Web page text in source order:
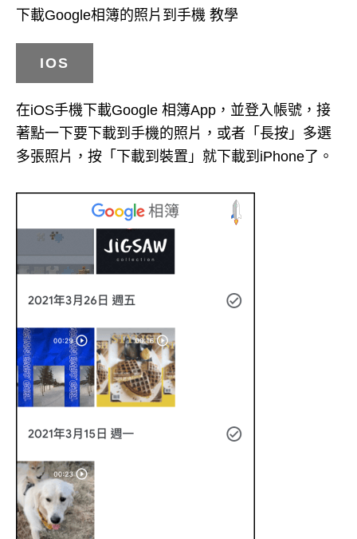
下載Google相簿的照片到手機 教學
IOS
在iOS手機下載Google 相簿App，並登入帳號，接
著點一下要下載到手機的照片，或者「長按」多選
多張照片，按「下載到裝置」就下載到iPhone了。